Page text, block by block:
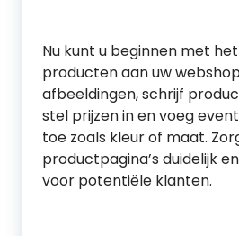
Nu kunt u beginnen met
producten aan uw
afbeeldingen, schrijf
stel prijzen in en voeg
toe zoals kleur of maat.
productpagina’s duidelijk
voor potentiële klanten.